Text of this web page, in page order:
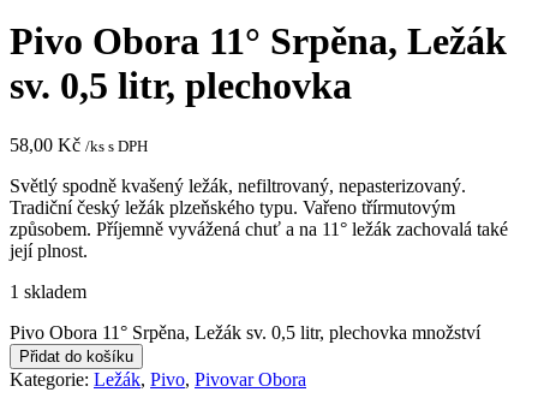
Pivo Obora 11° Srpěna, Ležák
sv. 0,5 litr, plechovka
58,00 Kč /ks s DPH
Světlý spodně kvašený ležák, nefiltrovaný, nepasterizovaný.
Tradiční český ležák plzeňského typu. Vařeno třírmutovým
způsobem. Příjemně vyvážená chuť a na 11° ležák zachovalá také
její plnost.
1 skladem
Pivo Obora 11° Srpěna, Ležák sv. 0,5 litr, plechovka množství
Přidat do košíku
Kategorie: Ležák, Pivo, Pivovar Obora